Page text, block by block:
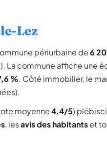
Lez
périurbaine de6
La commune affiche une
%. Côté immobilier, le
moyenne4,4/5)
, lesavis des habitantset